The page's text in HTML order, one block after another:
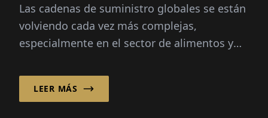
Las cadenas de suministro globales se están
volviendo cada vez más complejas,
especialmente en el sector de alimentos y
transparencia y la fiabilidad son críticas...
LEER MÁS